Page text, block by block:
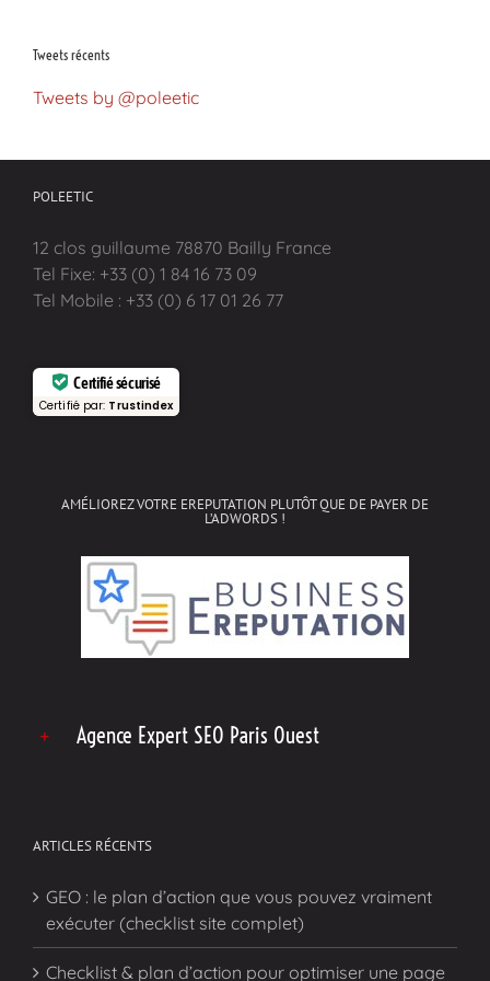
Tweets récents
Tweets by @poleetic
POLEETIC
12 clos guillaume 78870 Bailly France
Tel Fixe: +33 (0) 1 84 16 73 09
Tel Mobile : +33 (0) 6 17 01 26 77
Certifié sécurisé
Certifié par: Trustindex
AMÉLIOREZ VOTRE EREPUTATION PLUTÔT QUE DE PAYER DE
L’ADWORDS !
Agence Expert SEO Paris Ouest
ARTICLES RÉCENTS
GEO : le plan d’action que vous pouvez vraiment
exécuter (checklist site complet)
Checklist & plan d’action pour optimiser une page